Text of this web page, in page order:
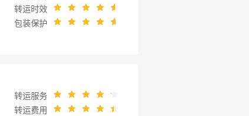
转运时效
包装保护
转运服务
转运费用